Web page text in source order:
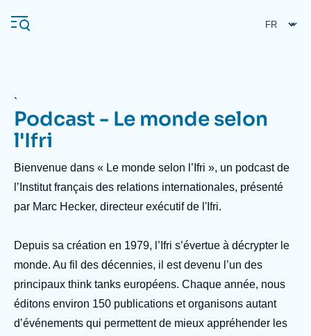
au
contenu
Navigation
principale
L'Ifri
Événements
L'Ifri en bref Proche-Orient
`
Podcast - Le monde selon
l'Ifri
Accroche
header
Bienvenue dans « Le monde selon l’Ifri », un podcast de
l’Institut français des relations internationales, présenté
par Marc Hecker, directeur exécutif de l'Ifri.
Depuis sa création en 1979, l’Ifri s’évertue à décrypter le
monde. Au fil des décennies, il est devenu l’un des
principaux think tanks européens. Chaque année, nous
éditons environ 150 publications et organisons autant
d’événements qui permettent de mieux appréhender les